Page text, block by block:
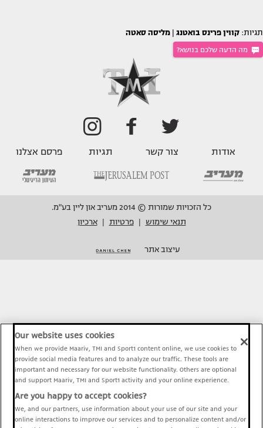
תגיות: קווין פרינס בואטנג מליסה סאטה
מה הדעה שלכם בנושא?
אודות צור קשר תגיות פרסם אצלנו
כל הזכויות שמורות © 2014 מעריב און ליין בע"מ.
תנאי שימוש
פרטיות ארכיון
עיצוב אתר
Our website uses cookies
When we provide Maariv, TMI and Sport1 content online, we use cookies to
provide social media features and to analyze our traffic. These tools are
important and necessary for our website functionality. Others are optional
and support Maariv, TMI and Sport1 activity and your online experience.
Are you happy to accept cookies?
We, and our partners, use information about your use of our site and your
online interactions to improve our services and to personalize content and/or